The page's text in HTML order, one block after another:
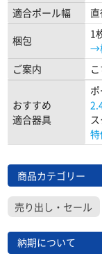
適合ポール幅
梱包
1
→
ご案内
おすすめ
適合器具
特
商品カテゴリー
売り出し・セール
納期について